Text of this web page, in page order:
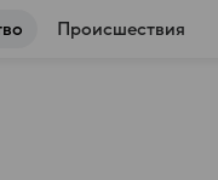
Происшествия